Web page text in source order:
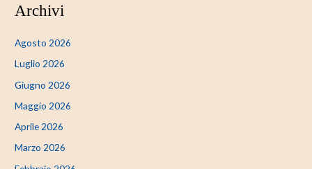
Archivi
Agosto 2026
Luglio 2026
Giugno 2026
Maggio 2026
Aprile 2026
Marzo 2026